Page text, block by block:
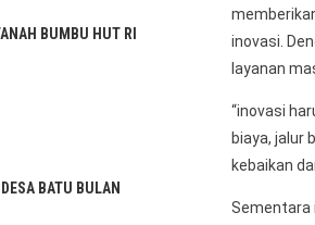
inovasi.
layanan
“inovasi
biaya, jalur
kebaikan
Sementara
BUMBU HUT RI
BATU BULAN